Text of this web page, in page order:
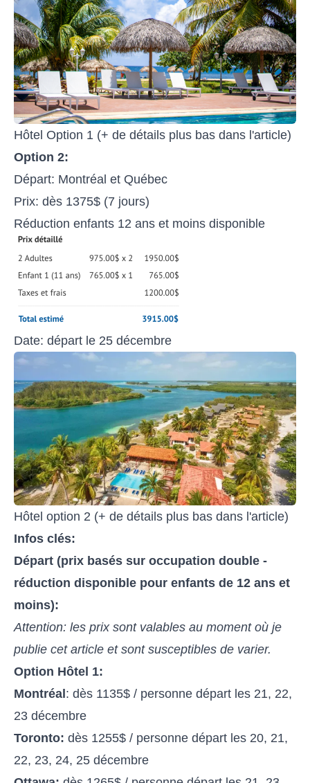
Hôtel Option 1 (+ de détails plus bas dans l'article)
Option 2:
Départ: Montréal et Québec
Prix: dès 1375$ (7 jours)
Réduction enfants 12 ans et moins disponible
Date: départ le 25 décembre
Hôtel option 2 (+ de détails plus bas dans l'article)
Infos clés:
Départ (prix basés sur occupation double -
réduction disponible pour enfants de 12 ans et
moins):
Attention: les prix sont valables au moment où je
publie cet article et sont susceptibles de varier.
Option Hôtel 1:
Montréal : dès 1135$ / personne départ les 21, 22,
23 décembre
Toronto: dès 1255$ / personne départ les 20, 21,
22, 23, 24, 25 décembre